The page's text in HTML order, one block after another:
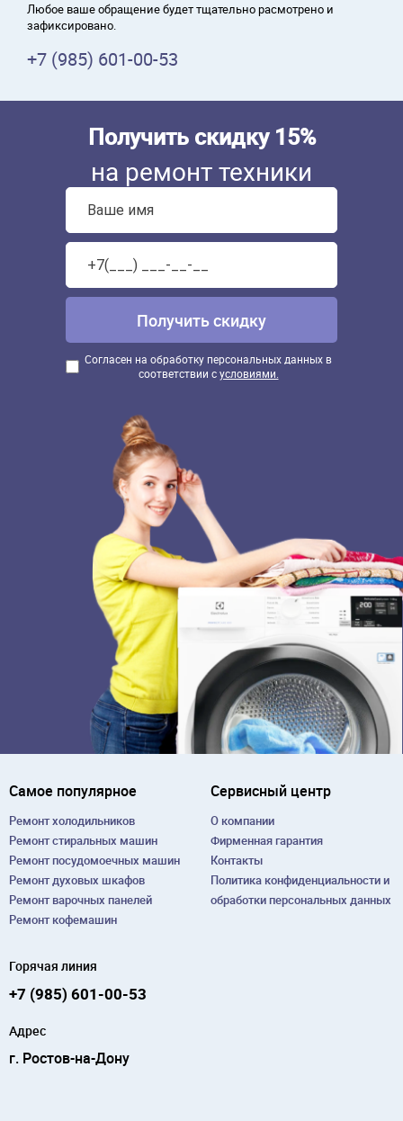
Любое ваше обращение будет тщательно расмотрено и
зафиксировано.
+7 (985) 601-00-53
Получить скидку 15%
на ремонт техники
Согласен на обработку персональных данных в
соответствии сусловиями.
Самое популярное
Ремонт холодильников
Ремонт cтиральных машин
Ремонт посудомоечных машин
Ремонт духовых шкафов
Ремонт варочных панелей
Ремонт кофемашин
Сервисный центр
О компании
Фирменная гарантия
Контакты
Политика конфиденциальности и
обработки персональных данных
Горячая линия
+7 (985) 601-00-53
Адрес
г. Ростов-на-Дону